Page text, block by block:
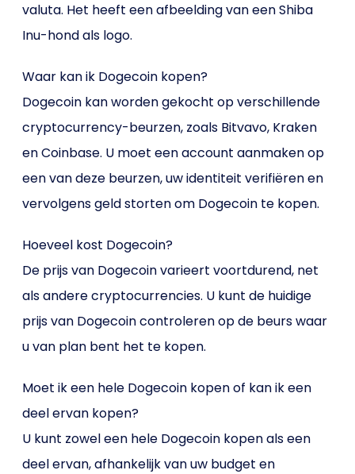
valuta. Het heeft een afbeelding van een Shiba
Inu-hond als logo.
Waar kan ik Dogecoin kopen?
Dogecoin kan worden gekocht op verschillende
cryptocurrency-beurzen, zoals Bitvavo, Kraken
en Coinbase. U moet een account aanmaken op
een van deze beurzen, uw identiteit verifiëren en
vervolgens geld storten om Dogecoin te kopen.
Hoeveel kost Dogecoin?
De prijs van Dogecoin varieert voortdurend, net
als andere cryptocurrencies. U kunt de huidige
prijs van Dogecoin controleren op de beurs waar
u van plan bent het te kopen.
Moet ik een hele Dogecoin kopen of kan ik een
deel ervan kopen?
U kunt zowel een hele Dogecoin kopen als een
deel ervan, afhankelijk van uw budget en